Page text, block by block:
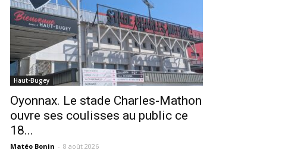
Haut-Bugey
Oyonnax. Le stade Charles-Mathon
ouvre ses coulisses au public ce
18...
Matéo Bonin - 8 août 2026